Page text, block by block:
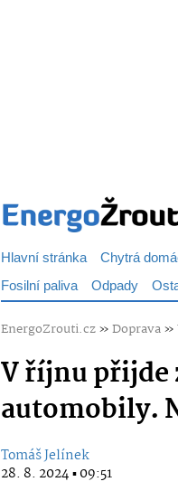
Hlavní stránka Chytrá
Fosilní paliva Odpady
EnergoZrouti.cz»Doprava»
V říjnu přijde
automobily.
Tomáš Jelínek
28. 8. 2024 ▪ 09:51